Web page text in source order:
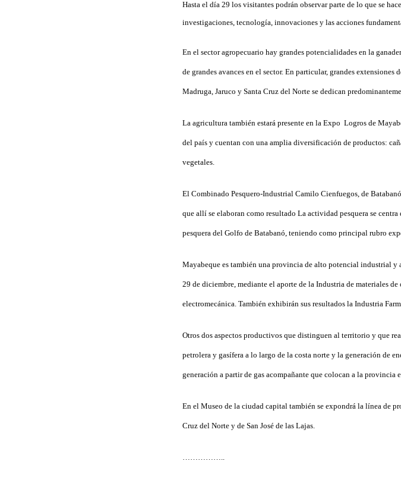
Hasta el día 29 los visitantes podrán observar parte de lo que se
investigaciones, tecnología, innovaciones y las acciones
En el sector agropecuario hay grandes potencialidades en la
de grandes avances en el sector. En particular, grandes extensiones
Madruga Jaruco y Santa Cruz del Norte se dedican
La agricultura también estará presente en la Expo Logros de
del país y cuentan con una amplia diversificación de productos:
vegetales.
El Combinado Pesquero-Industrial Camilo Cienfuegos, de
que allí se elaboran como resultado La actividad pesquera se centra
pesquera del Golfo de Batabanó , teniendo como principal rubro
Mayabeque es también una provincia de alto potencial industrial y
29 de diciembre, mediante el aporte de la Industria de materiales
electromecánica. También exhibirán sus resultados la Industria
Otros dos aspectos productivos que distinguen al territorio y que
petrolera y gasífera a lo largo de la costa norte y la generación de
generación a partir de gas acompañante que colocan a la provincia
En el Museo de la ciudad capital también se expondrá la línea de
Cruz del Norte y de San José de las Lajas.